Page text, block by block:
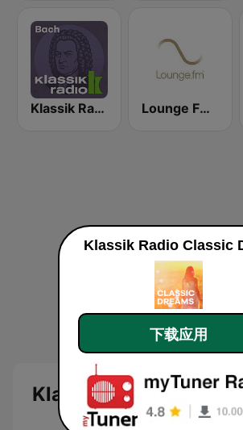
Klassik Radio Bach Lounge FM Digital
Klassik Radio Classic
下载应用